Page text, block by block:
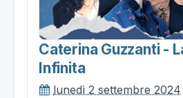
Caterina Guzzanti -
Infinita
lunedì 2 settembre 2024